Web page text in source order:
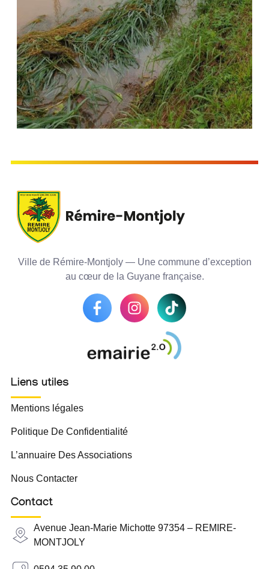
Ville de Rémire-Montjoly — Une commune d’exception
au cœur de la Guyane française.
Liens utiles
Mentions légales
Politique De Confidentialité
L’annuaire Des Associations
Nous Contacter
Contact
Avenue Jean-Marie Michotte 97354 – REMIRE-
MONTJOLY